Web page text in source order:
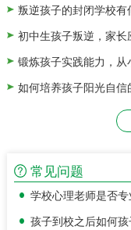
叛逆孩子的封闭学校
初中生孩子叛逆，家长
锻炼孩子实践能力，从
如何培养孩子阳光自信
常见问题
孩子到校之后如何
正苗启德特训学校
学校主要通过什么方
孩子到校之后家长如
孩子入校需要特训
孩子入校需要准备什
学校心理老师是否
孩子到校之后如何孩